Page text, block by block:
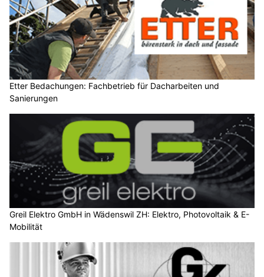
Etter Bedachungen: Fachbetrieb für Dacharbeiten und
Sanierungen
Greil Elektro GmbH in Wädenswil ZH: Elektro, Photovoltaik & E-
Mobilität